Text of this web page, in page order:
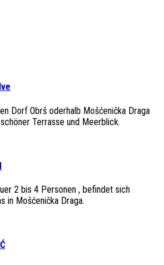
Dorf Obrš oderhalb Mošćenička Draga
Terrasse und Meerblick.
2 bis 4 Personen , befindet sich
in Mošćenička Draga.